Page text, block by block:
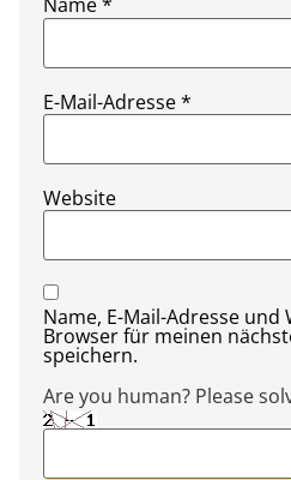
E-Mail-Adresse*
Website
Name, E-Mail-Adresse und
Browser für meinen
speichern.
Are you human? Please